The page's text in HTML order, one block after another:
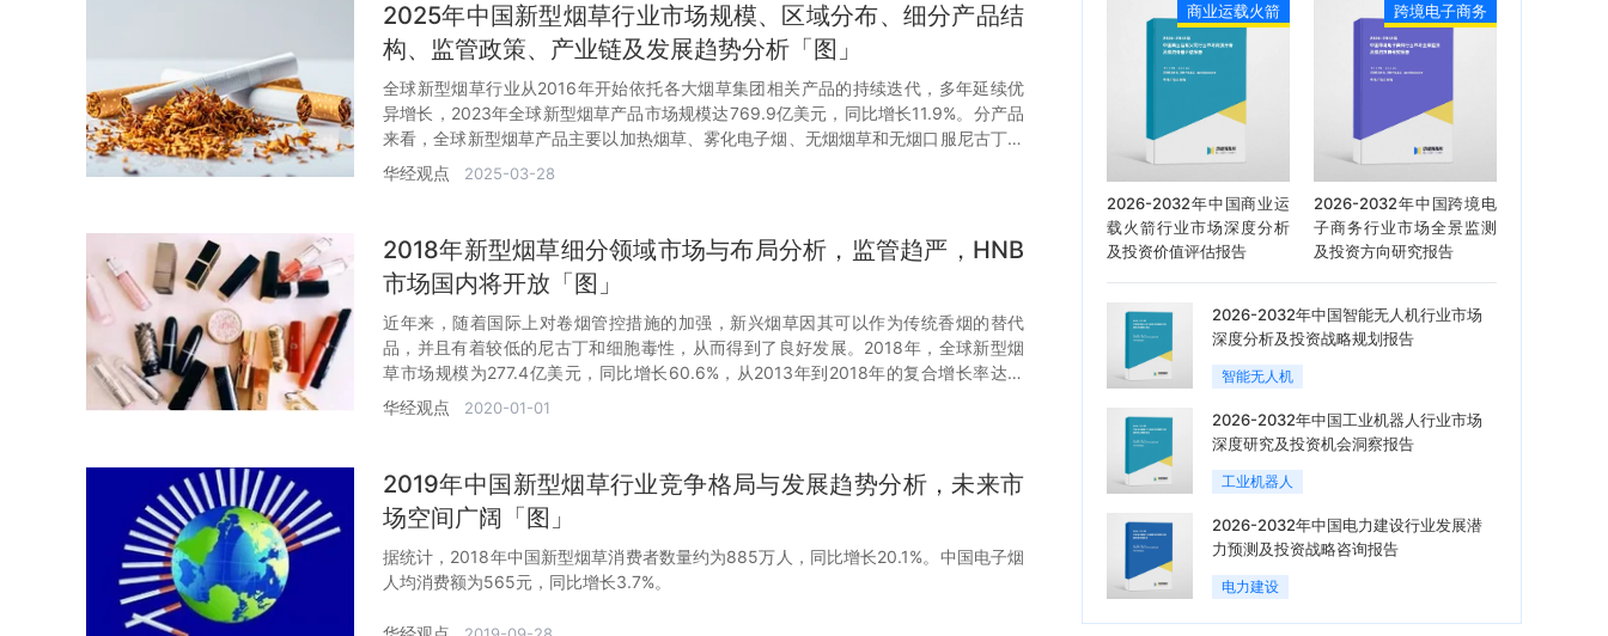
2025年中国新型烟草行业市场规模、区域分布、细分产品结
构、监管政策、产业链及发展趋势分析「图」
全球新型烟草行业从2016年开始依托各大烟草集团相关产品的持续迭代，多年延续优
异增长，2023年全球新型烟草产品市场规模达769.9亿美元，同比增长11.9%。分产品
来看，全球新型烟草产品主要以加热烟草、雾化电子烟、无烟烟草和无烟口服尼古丁为
主，其中加热烟草市场占比最大，2023年达44.76%。
华经观点 2025-03-28
2018年新型烟草细分领域市场与布局分析，监管趋严，HNB
市场国内将开放「图」
近年来，随着国际上对卷烟管控措施的加强，新兴烟草因其可以作为传统香烟的替代
品，并且有着较低的尼古丁和细胞毒性，从而得到了良好发展。2018年，全球新型烟
草市场规模为277.4亿美元，同比增长60.6%，从2013年到2018年的复合增长率达到
45.9%。
华经观点 2020-01-01
2019年中国新型烟草行业竞争格局与发展趋势分析，未来市
场空间广阔「图」
据统计，2018年中国新型烟草消费者数量约为885万人，同比增长20.1%。中国电子烟
人均消费额为565元，同比增长3.7%。
商业运载火箭
2026-2032年中国商业运
载火箭行业市场深度分析
及投资价值评估报告
跨境电子商务
2026-2032年中国跨境电
子商务行业市场全景监测
及投资方向研究报告
2026-2032年中国智能无人机行业市场
深度分析及投资战略规划报告
智能无人机
2026-2032年中国工业机器人行业市场
深度研究及投资机会洞察报告
工业机器人
2026-2032年中国电力建设行业发展潜
力预测及投资战略咨询报告
电力建设